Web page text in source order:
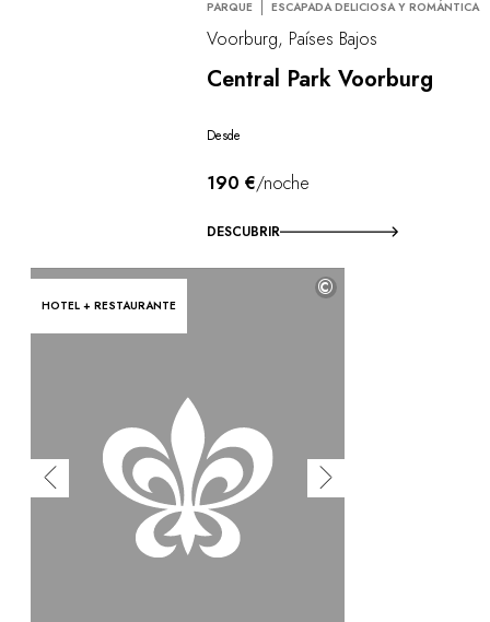
PARQUE
ESCAPADA DELICIOSA Y ROMÁNTICA
Voorburg, Países Bajos
Central Park Voorburg
Desde
190 €/noche
DESCUBRIR
HOTEL + RESTAURANTE
©